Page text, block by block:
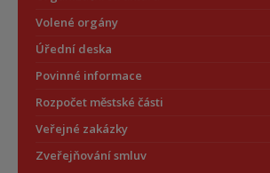
Volené orgány
Úřední deska
Povinné informace
Rozpočet městské části
Veřejné zakázky
Zveřejňování smluv